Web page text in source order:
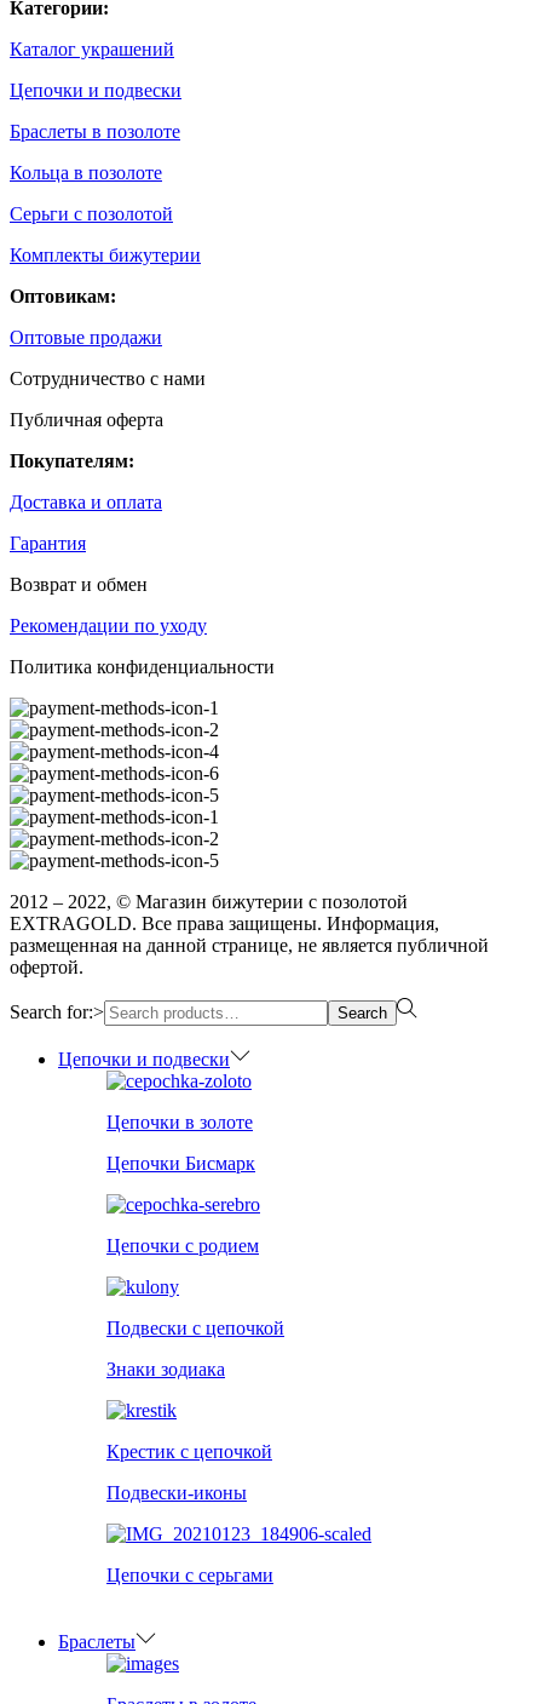
Категории:
Каталог украшений
Цепочки и подвески
Браслеты в позолоте
Кольца в позолоте
Серьги с позолотой
Комплекты бижутерии
Оптовикам:
Оптовые продажи
Сотрудничество с нами
Публичная оферта
Покупателям:
Доставка и оплата
Гарантия
Возврат и обмен
Рекомендации по уходу
Политика конфиденциальности
2012 – 2022, © Магазин бижутерии с позолотой
EXTRAGOLD. Все права защищены. Информация,
размещенная на данной странице, не является публичной
офертой.
Search for:> Search
Цепочки и подвески
Цепочки в золоте
Цепочки Бисмарк
Цепочки с родием
Подвески с цепочкой
Знаки зодиака
Крестик с цепочкой
Подвески-иконы
Цепочки с серьгами
Браслеты